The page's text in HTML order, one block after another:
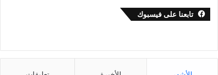
تابعنا على فيسبوك